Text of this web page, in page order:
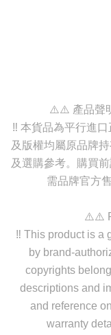
⚠️⚠️ 產品聲
‼️ 本貨品為平行進
及版權均屬原品牌
及選購參考。購買
需品牌官方
⚠️⚠️
‼️ This product is a
by brand-
copyrights
descriptions and
and reference
warranty